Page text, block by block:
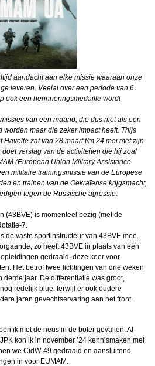
aandacht aan elke missie waaraan onze
leveren. Veelal over een periode van 6
ook een herinneringsmedaille wordt
van een maand, die dus niet als een
maar die zeker impact heeft. Thijs
Havelte zat van 28 maart t/m 24 mei met zijn
doet verslag van de activiteiten die hij zoal
(European Union Military Assistance
militaire trainingsmissie van de Europese
en trainen van de Oekraïense krijgsmacht,
tegen de Russische agressie.
(43BVE) is momenteel bezig (met de
7.
de vaste sportinstructeur van 43BVE mee.
zo heeft 43BVE in plaats van één
gedraaid, deze keer voor
Het betrof twee lichtingen van drie weken
derde jaar. De differentiatie was groot,
redelijk blue, terwijl er ook oudere
jaren gevechtservaring aan het front.
ik met de neus in de boter gevallen. Al
kon ik in november ’24 kennismaken met
we CidW-49 gedraaid en aansluitend
in voor EUMAM.